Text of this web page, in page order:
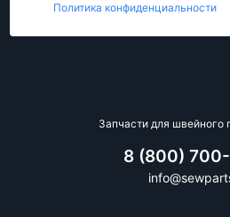
Политика конфиденциальности
Запчасти для швейного
8 (800)